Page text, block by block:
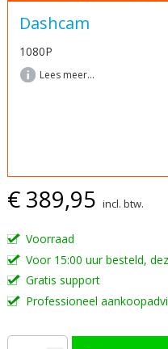
€ 389,95 incl. btw.
Voorraad
Voor 15:00 uur besteld,
Gratis support
Professioneel
Dashcam
1080P
Lees meer...